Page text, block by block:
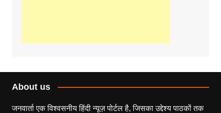
About us
जनवार्ता एक विश्वसनीय हिंदी न्यूज़ पोर्टल है, जिसका उद्देश्य पाठकों तक